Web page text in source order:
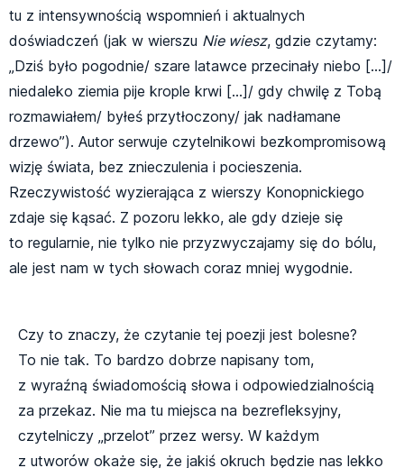
tu z intensywnością wspomnień i aktualnych
doświadczeń (jak w wierszu Nie wiesz, gdzie czytamy:
„Dziś było pogodnie/ szare latawce przecinały niebo […]/
niedaleko ziemia pije krople krwi […]/ gdy chwilę z Tobą
rozmawiałem/ byłeś przytłoczony/ jak nadłamane
drzewo”). Autor serwuje czytelnikowi bezkompromisową
wizję świata, bez znieczulenia i pocieszenia.
Rzeczywistość wyzierająca z wierszy Konopnickiego
zdaje się kąsać. Z pozoru lekko, ale gdy dzieje się
to regularnie, nie tylko nie przyzwyczajamy się do bólu,
ale jest nam w tych słowach coraz mniej wygodnie.
Czy to znaczy, że czytanie tej poezji jest bolesne?
To nie tak. To bardzo dobrze napisany tom,
z wyraźną świadomością słowa i odpowiedzialnością
za przekaz. Nie ma tu miejsca na bezrefleksyjny,
czytelniczy „przelot” przez wersy. W każdym
z utworów okaże się, że jakiś okruch będzie nas lekko